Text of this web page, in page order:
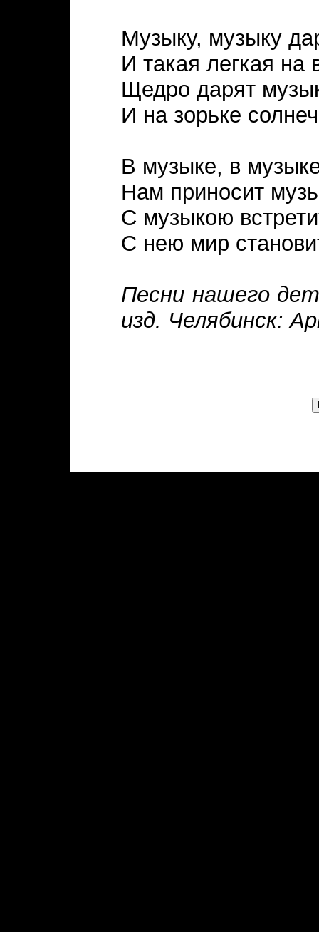
Музыку, музыку
И такая легкая на
Щедро дарят
И на зорьке
В музыке, в
Нам приносит
С музыкою
С нею мир
Песни нашего
изд. Челябинск: